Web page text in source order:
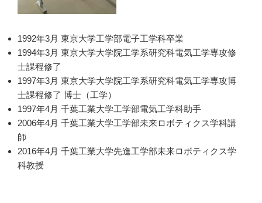
1992年3月 東京大学工学部電子工学科卒業
1994年3月 東京大学大学院工学系研究科電気工学専攻修
士課程修了
1997年3月 東京大学大学院工学系研究科電気工学専攻博
士課程修了 博士（工学）
1997年4月 千葉工業大学工学部電気工学科助手
2006年4月 千葉工業大学工学部未来ロボティクス学科講
師
2016年4月 千葉工業大学先進工学部未来ロボティクス学
科教授